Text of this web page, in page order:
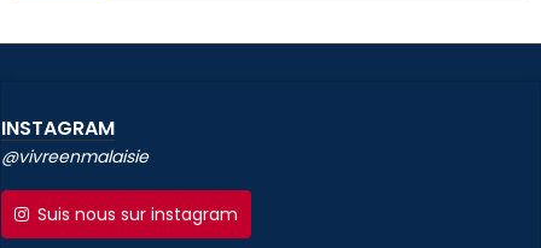
INSTAGRAM
@vivreenmalaisie
Suis nous sur instagram